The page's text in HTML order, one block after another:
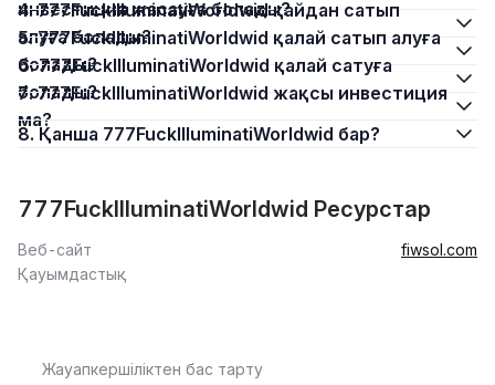
инвестиция жасауға болады?
4. 777FuckIlluminatiWorldwid қайдан сатып
алуға болады?
5. 777FuckIlluminatiWorldwid қалай сатып алуға
болады?
6. 777FuckIlluminatiWorldwid қалай сатуға
болады?
7. 777FuckIlluminatiWorldwid жақсы инвестиция
ма?
8. Қанша 777FuckIlluminatiWorldwid бар?
777FuckIlluminatiWorldwid Ресурстар
Веб-сайт
fiwsol.com
Қауымдастық
Жауапкершіліктен бас тарту